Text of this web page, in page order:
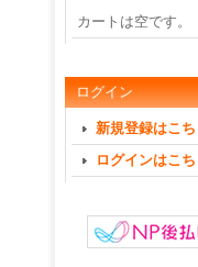
カートは空です。
ログイン
新規登録はこち
ログインはこち